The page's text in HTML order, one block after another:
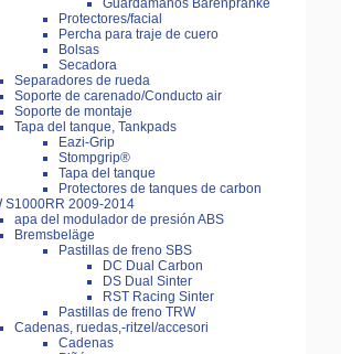
Guardamanos Bärenpranke
Protectores/facial
Percha para traje de cuero
Bolsas
Secadora
Separadores de rueda
Soporte de carenado/Conducto air
Soporte de montaje
Tapa del tanque, Tankpads
Eazi-Grip
Stompgrip®
Tapa del tanque
Protectores de tanques de carbon
S1000RR 2009-2014
apa del modulador de presión ABS
Bremsbeläge
Pastillas de freno SBS
DC Dual Carbon
DS Dual Sinter
RST Racing Sinter
Pastillas de freno TRW
Cadenas, ruedas,-ritzel/accesori
Cadenas